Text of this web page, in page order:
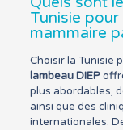
Tunisie
mammaire
Choisir la Tunisie
lambeau DIEP
plus abordables,
ainsi que des
internationales.